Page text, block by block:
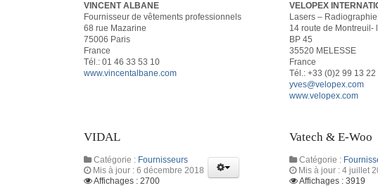
VINCENT ALBANE
Fournisseur de vêtements professionnels
68 rue Mazarine
75006 Paris
France
Tél.: 01 46 33 53 10
www.vincentalbane.com
VELOPEX
Lasers –
14 route de Montreuil-
BP 45
35520 MELESSE
France
Tél.: +33 (0)2 99 13 22
yves@velopex.com
www.velopex.com
VIDAL
Catégorie : Fournisseurs
Mis à jour : 6 décembre 2018
Affichages : 2700
Vatech & E-Woo
Catégorie :
Mis à jour : 4 juillet
Affichages : 3919